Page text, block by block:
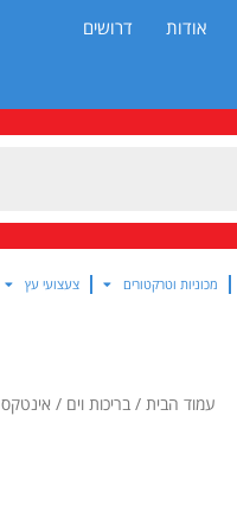
אודות דרושים
מכוניות וטרקטורים צעצועי עץ
עמוד הבית / בריכות וים / אינטקס INTEX